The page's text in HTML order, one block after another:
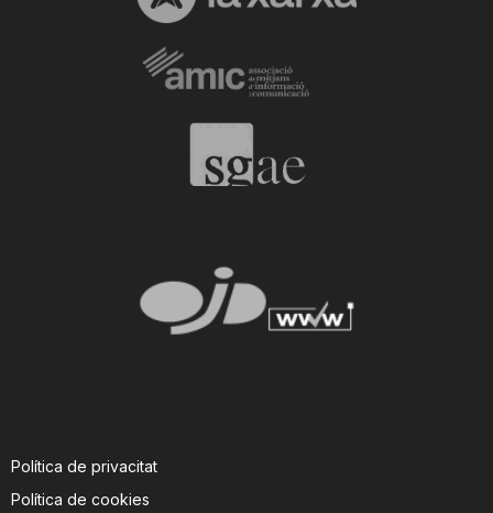
Política de privacitat
Política de cookies